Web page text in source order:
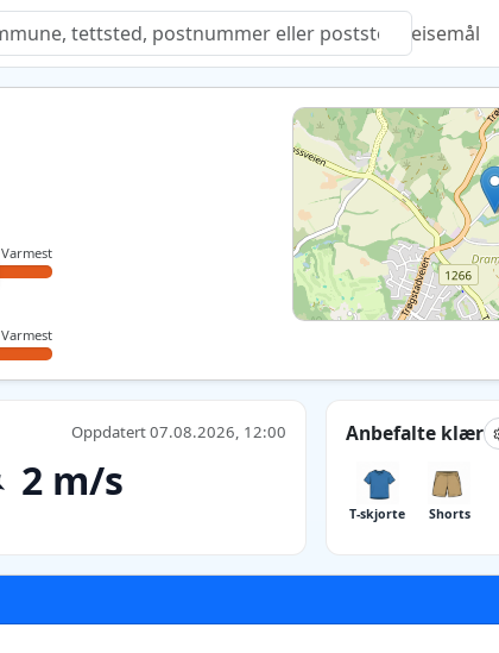
Quiz Reisemål
Varmest
Varmest
Oppdatert 07.08.2026, 12:00
2 m/s
Anbefalte klær
T-skjorte Shorts